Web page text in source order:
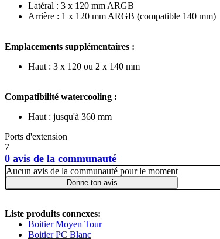
0 avis de la communauté
Latéral : 3 x 120 mm ARGB
Arrière : 1 x 120 mm ARGB (compatible 140 mm)
Emplacements supplémentaires :
Haut : 3 x 120 ou 2 x 140 mm
Compatibilité watercooling :
Haut : jusqu'à 360 mm
Ports d'extension
7
Aucun avis de la communauté pour le moment
Donne ton avis
Liste produits connexes:
Boitier Moyen Tour
Boitier PC Blanc